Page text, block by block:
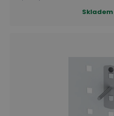
Skladem